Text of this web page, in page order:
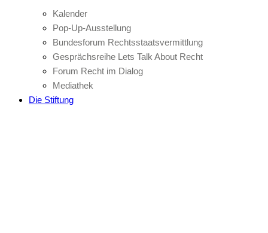
Kalender
Pop-Up-Ausstellung
Bundesforum Rechtsstaatsvermittlung
Gesprächsreihe Lets Talk About Recht
Forum Recht im Dialog
Mediathek
Die Stiftung